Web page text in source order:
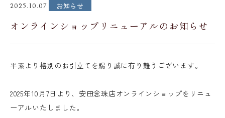
2025.10.07 お知らせ
オンラインショップリニューアルのお知らせ
平素より格別のお引立てを賜り誠に有り難うございます。
2025年10月7日より、安田念珠店オンラインショップをリニュ
ーアルいたしました。